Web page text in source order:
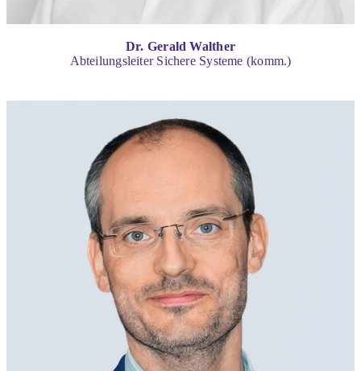
Dr. Gerald Walther
Abteilungsleiter Sichere Systeme (komm.)